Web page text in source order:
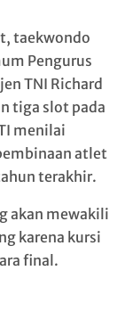
taekwondo
Pengurus
TNI Richard
tiga slot pada
menilai
atlet
terakhir.
akan mewakili
karena kursi
final.